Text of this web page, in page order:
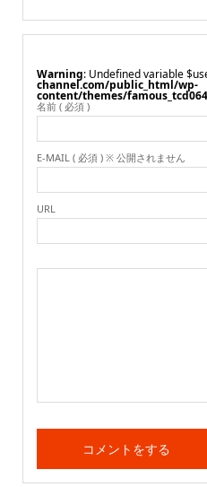
Warning : Undefined variable
channel.com/public_html/wp-
content/themes/
名前 ( 必須 )
E-MAIL ( 必須 ) ※ 公開されません
URL